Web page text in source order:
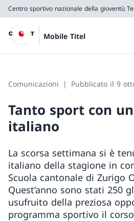
Centro sportivo nazionale della gioventù
Mobile Titel
Comunicazioni Pubblicato il 9
Tanto sport con
italiano
La scorsa settimana si è
italiano della stagione in
Scuola cantonale di Zurigo
Quest’anno sono stati 250
usufruito della preziosa
programma sportivo il